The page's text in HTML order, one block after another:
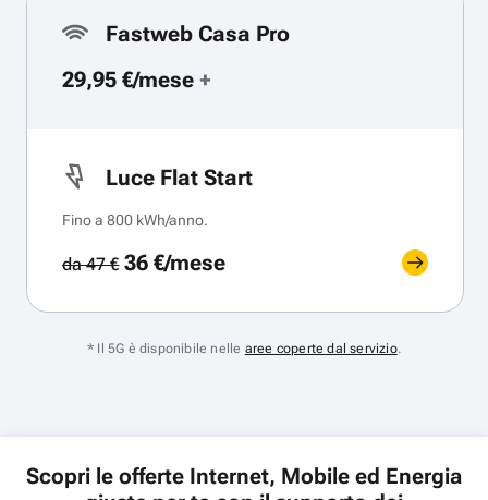
Fastweb Casa Pro
29,95 €/mese +
Luce Flat Start
Fino a 800 kWh/anno.
da 47 €36 €/mese
* Il 5G è disponibile nelle aree coperte dal servizio.
Scopri le offerte Internet, Mobile ed Energia